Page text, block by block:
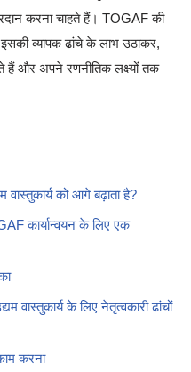
करना चाहते हैं। TOGAF की
इसकी व्यापक ढांचे के लाभ उठाकर,
हैं और अपने रणनीतिक लक्ष्यों तक
को आगे बढ़ाता है?
कार्यान्वयन के लिए एक
वास्तुकार्य के लिए नेतृत्वकारी ढांचों
करना